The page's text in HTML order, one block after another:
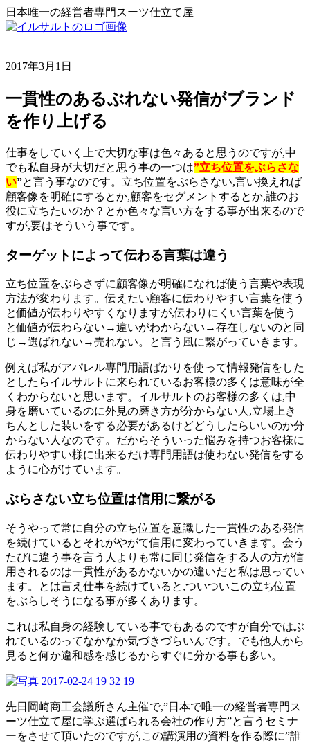
日本唯一の経営者専門スーツ仕立て屋
2017年3月1日
一貫性のあるぶれない発信がブランド
を作り上げる
仕事をしていく上で大切な事は色々あると思うのですが,中
でも私自身が大切だと思う事の一つは”立ち位置をぶらさな
い”と言う事なのです。立ち位置をぶらさない,言い換えれば
顧客像を明確にするとか,顧客をセグメントするとか,誰のお
役に立ちたいのか？とか色々な言い方をする事が出来るので
すが,要はそういう事です。
ターゲットによって伝わる言葉は違う
立ち位置をぶらさずに顧客像が明確になれば使う言葉や表現
方法が変わります。伝えたい顧客に伝わりやすい言葉を使う
と価値が伝わりやすくなりますが,伝わりにくい言葉を使う
と価値が伝わらない→違いがわからない→存在しないのと同
じ→選ばれない→売れない。と言う風に繋がっていきます。
例えば私がアパレル専門用語ばかりを使って情報発信をした
としたらイルサルトに来られているお客様の多くは意味が全
くわからないと思います。イルサルトのお客様の多くは,中
身を磨いているのに外見の磨き方が分からない人,立場上き
ちんとした装いをする必要があるけどどうしたらいいのか分
からない人なのです。だからそういった悩みを持つお客様に
伝わりやすい様に出来るだけ専門用語は使わない発信をする
ように心がけています。
ぶらさない立ち位置は信用に繋がる
そうやって常に自分の立ち位置を意識した一貫性のある発信
を続けているとそれがやがて信用に変わっていきます。会う
たびに違う事を言う人よりも常に同じ発信をする人の方が信
用されるのは一貫性があるかないかの違いだと私は思ってい
ます。とは言え仕事を続けていると,ついついこの立ち位置
をぶらしそうになる事が多くあります。
これは私自身の経験している事でもあるのですが自分ではぶ
れているのってなかなか気づきづらいんです。でも他人から
見ると何か違和感を感じるからすぐに分かる事も多い。
先日岡崎商工会議所さん主催で,”日本で唯一の経営者専門ス
ーツ仕立て屋に学ぶ選ばられる会社の作り方”と言うセミナ
ーをさせて頂いたのですが,この講演用の資料を作る際に”誰